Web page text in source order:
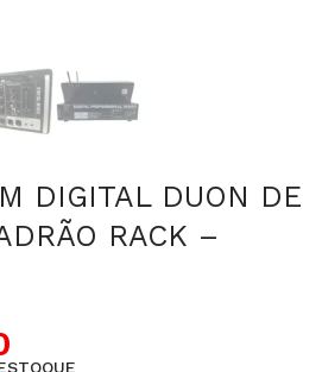
DIGITAL DUON DE
RACK –